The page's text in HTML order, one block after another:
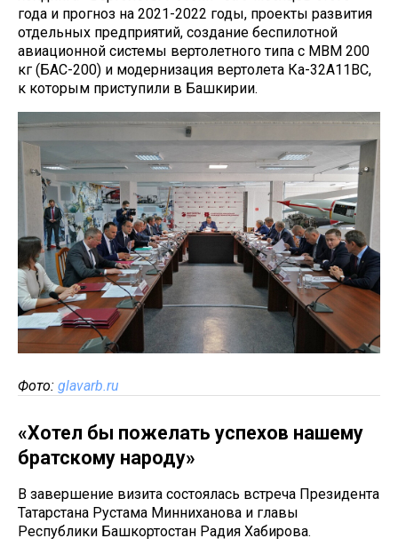
года и прогноз на 2021-2022 годы, проекты развития
отдельных предприятий, создание беспилотной
авиационной системы вертолетного типа с МВМ 200
кг (БАС-200) и модернизация вертолета Ка-32А11ВС,
к которым приступили в Башкирии.
Фото: glavarb.ru
«Хотел бы пожелать успехов нашему
братскому народу»
В завершение визита состоялась встреча Президента
Татарстана Рустама Минниханова и главы
Республики Башкортостан Радия Хабирова.